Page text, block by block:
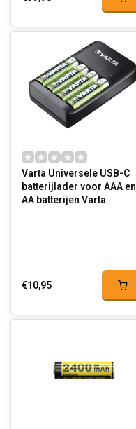
Varta Universele USB-C
batterijlader voor AAA en
AA batterijen Varta
€10,95